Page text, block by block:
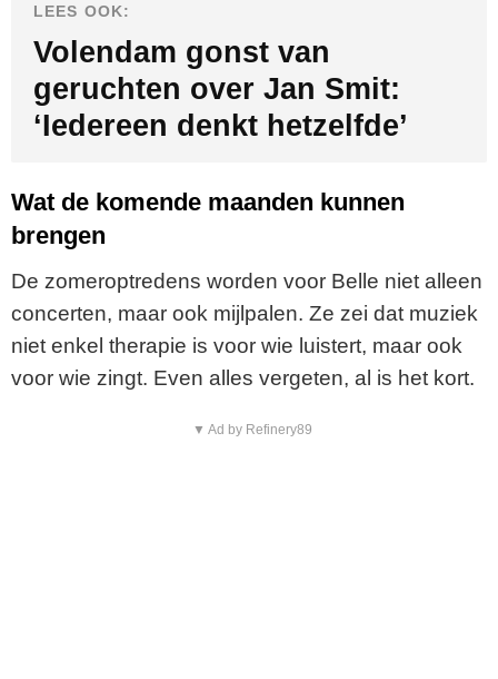
LEES OOK:
Volendam gonst van
geruchten over Jan Smit:
‘Iedereen denkt hetzelfde’
Wat de komende maanden kunnen
brengen
De zomeroptredens worden voor Belle niet alleen
concerten, maar ook mijlpalen. Ze zei dat muziek
niet enkel therapie is voor wie luistert, maar ook
voor wie zingt. Even alles vergeten, al is het kort.
▼ Ad by Refinery89